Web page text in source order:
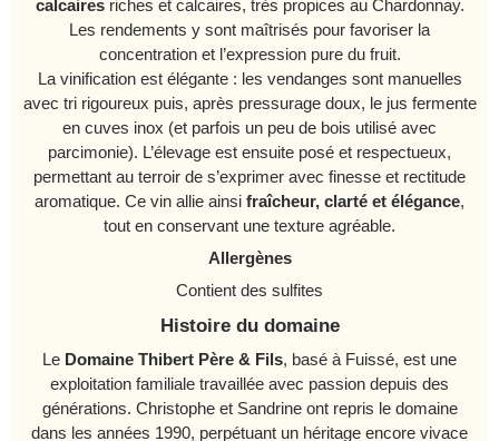
calcairesriches et calcaires, très propices au Chardonnay.
Les rendements y sont maîtrisés pour favoriser la
concentration et l’expression pure du fruit.
La vinification est élégante : les vendanges sont manuelles
avec tri rigoureux puis, après pressurage doux, le jus fermente
en cuves inox (et parfois un peu de bois utilisé avec
parcimonie). L’élevage est ensuite posé et respectueux,
permettant au terroir de s’exprimer avec finesse et rectitude
aromatique. Ce vin allie ainsi fraîcheur, clarté et élégance,
tout en conservant une texture agréable.
Allergènes
Contient des sulfites
Histoire du domaine
Le Domaine Thibert Père & Fils, basé à Fuissé, est une
exploitation familiale travaillée avec passion depuis des
générations. Christophe et Sandrine ont repris le domaine
dans les années 1990, perpétuant un héritage encore vivace